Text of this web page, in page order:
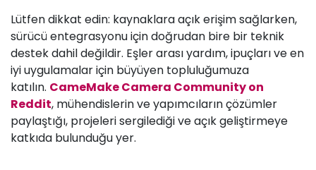
Lütfen dikkat edin: kaynaklara açık erişim sağlarken,
sürücü entegrasyonu için doğrudan bire bir teknik
destek dahil değildir. Eşler arası yardım, ipuçları ve en
iyi uygulamalar için büyüyen topluluğumuza
katılın. CameMake Camera Community on
Reddit, mühendislerin ve yapımcıların çözümler
paylaştığı, projeleri sergilediği ve açık geliştirmeye
katkıda bulunduğu yer.